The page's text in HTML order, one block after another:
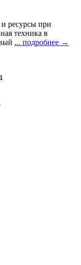
и ресурсы при
техника в
... подробнее →